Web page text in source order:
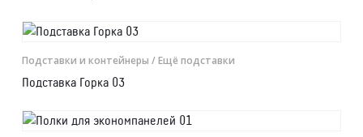
Подставки и контейнеры / Ещё подставки
Подставка Горка 03